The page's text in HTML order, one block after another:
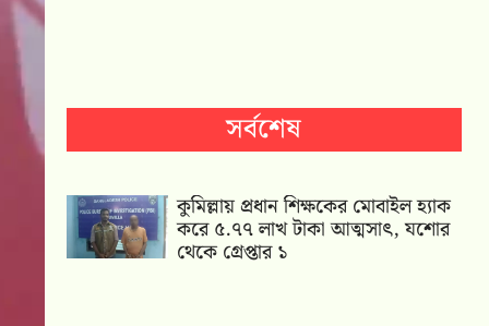
সর্বশেষ
কুমিল্লায় প্রধান শিক্ষকের মোবাইল হ্যাক
করে ৫.৭৭ লাখ টাকা আত্মসাৎ, যশোর
থেকে গ্রেপ্তার ১